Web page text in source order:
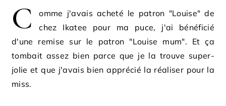
C
omme j'avais acheté le patron "Louise" de
chez Ikatee pour ma puce, j'ai bénéficié
d'une remise sur le patron "Louise mum". Et ça
tombait assez bien parce que je la trouve super-
jolie et que j'avais bien apprécié la réaliser pour la
miss.